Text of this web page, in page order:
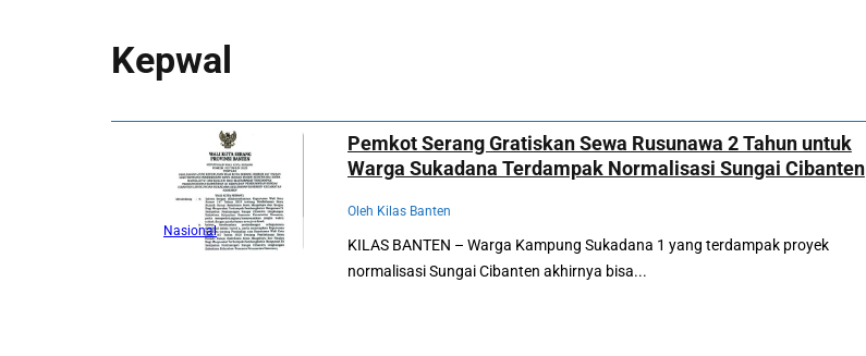
Kepwal
Nasional
Pemkot Serang Gratiskan Sewa Rusunawa 2 Tahun untuk
Warga Sukadana Terdampak Normalisasi Sungai Cibanten
Oleh Kilas Banten
KILAS BANTEN – Warga Kampung Sukadana 1 yang terdampak proyek
normalisasi Sungai Cibanten akhirnya bisa...